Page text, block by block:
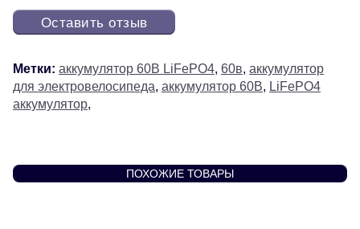
Оставить отзыв
Метки: аккумулятор 60В LiFePO4, 60в, аккумулятор
для электровелосипеда, аккумулятор 60В, LiFePO4
аккумулятор,
ПОХОЖИЕ ТОВАРЫ